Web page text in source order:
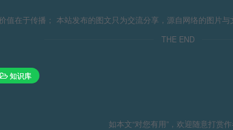
值在于传播； 本站发布的图文只为交流分享，源自网络的图片与
THE END
知识库
如本文“对您有用”，欢迎随意打赏作